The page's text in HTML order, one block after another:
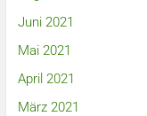
Juni 2021
Mai 2021
April 2021
März 2021